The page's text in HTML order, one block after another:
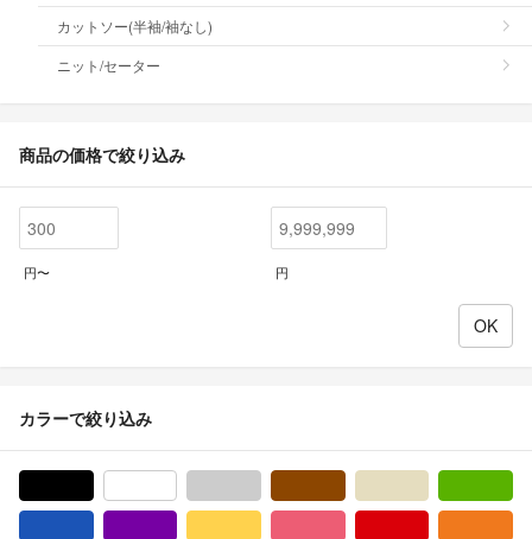
カットソー(半袖/袖なし)
ニット/セーター
商品の価格で絞り込み
円〜 円
カラーで絞り込み